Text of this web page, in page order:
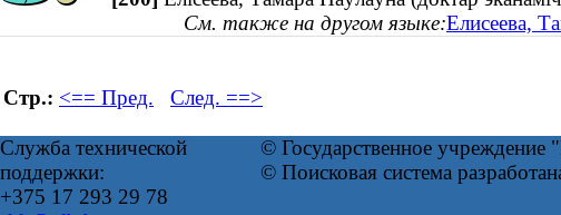
См. также на другом языке:Елисеева,
Стр.: <== Пред. След. ==>
Служба технической
поддержки:
+375 17 293 29 78
© Государственное учреждение
© Поисковая система